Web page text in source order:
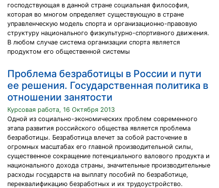
господствующая в данной стране социальная философия,
которая во многом определяет существующую в стране
управленческую модель спорта и организационно-правовую
структуру национального физкультурно-спортивного движения.
В любом случае система организации спорта является
продуктом его общественной системы
Проблема безработицы в России и пути
ее решения. Государственная политика в
отношении занятости
Курсовая работа, 16 Октября 2013
Одной из социально-экономических проблем современного
этапа развития российского общества является проблема
безработицы. Безработица влечет за собой расточение в
огромных масштабах его главной производительной силы,
существенное сокращение потенциального валового продукта и
национального дохода страны, значительные производительные
расходы государств на выплату пособий по безработице,
переквалификацию безработных и их трудоустройство.